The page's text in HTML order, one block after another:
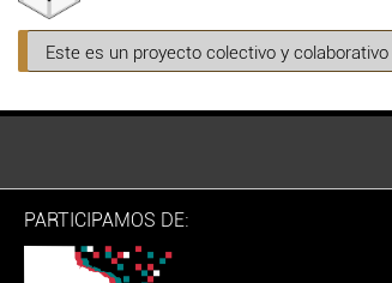
Este es un proyecto colectivo y
PARTICIPAMOS DE: